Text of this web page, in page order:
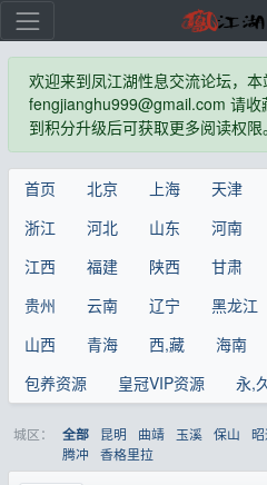
欢迎来到凤江湖性息交流论坛，本
fengjianghu999@gmail.com 请收
到积分升级后可获取更多阅读权限
首页 北京 上海 天津
浙江
河北 山东 河南
江西
福建 陕西 甘肃
贵州
云南 辽宁 黑龙江
山西
青海 西,藏 海南
包养资源
皇冠VIP资源 永,
城区： 全部 昆明 曲靖 玉溪 保山
腾冲
香格里拉